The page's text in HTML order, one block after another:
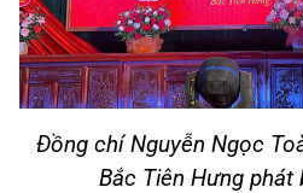
Đồng chí Nguyễn Ngọc
Bắc Tiên Hưng phát